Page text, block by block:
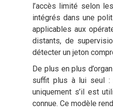
l’accès limité selon
intégrés dans une
applicables aux
distants, de
détecter un jeton
De plus en plus
suffit plus à lui seul :
uniquement s’il est
connue. Ce modèle